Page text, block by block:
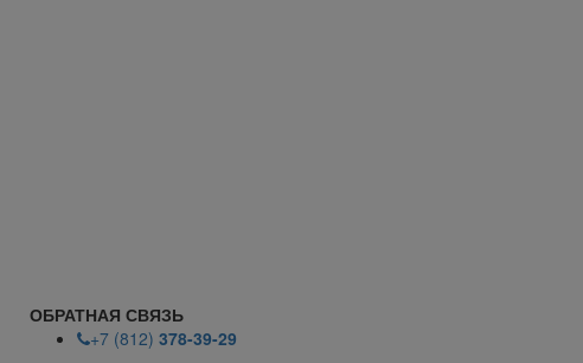
ОБРАТНАЯ СВЯЗЬ
+7 (812) 378-39-29